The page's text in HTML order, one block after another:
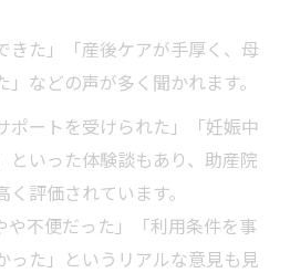
きた」「産後ケアが手厚く、母
などの声が多く聞かれます。
ポートを受けられた」「妊娠中
といった体験談もあり、助産院
評価されています。
や不便だった」「利用条件を事
った」というリアルな意見も見